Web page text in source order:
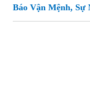
Báo Vận Mệnh, Sự